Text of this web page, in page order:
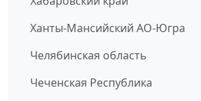
Ханты-Мансийский АО-Югра
Челябинская область
Чеченская Республика